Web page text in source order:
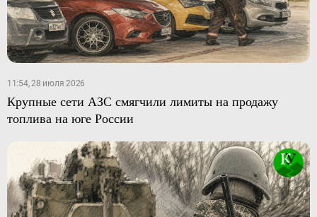
11:54, 28 июля 2026
Крупные сети АЗС смягчили лимиты на продажу
топлива на юге России